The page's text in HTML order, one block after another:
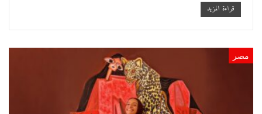
قراءة المزيد
مصر